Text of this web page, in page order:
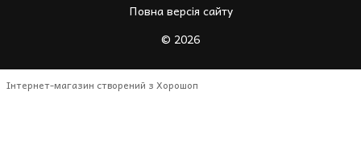
Повна версія сайту
© 2026
Інтернет-магазин створений з Хорошоп